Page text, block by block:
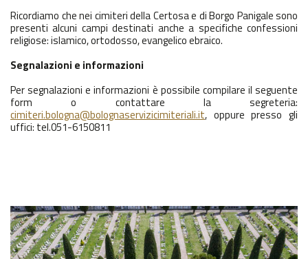
Ricordiamo che nei cimiteri della Certosa e di Borgo Panigale sono
presenti alcuni campi destinati anche a specifiche confessioni
religiose: islamico, ortodosso, evangelico ebraico.
Segnalazioni e informazioni
Per segnalazioni e informazioni è possibile compilare il seguente
form o contattare la segreteria:
cimiteri.bologna@bolognaservizicimiteriali.it, oppure presso gli
uffici: tel.051-6150811